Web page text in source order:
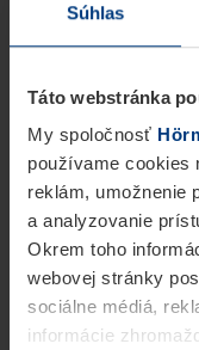
Súhlas
Táto webstránka
My spoločnosť
používame cookies
reklám, umožnenie
a analyzovanie
Okrem toho
webovej stránky
sociálne médiá,
informácie